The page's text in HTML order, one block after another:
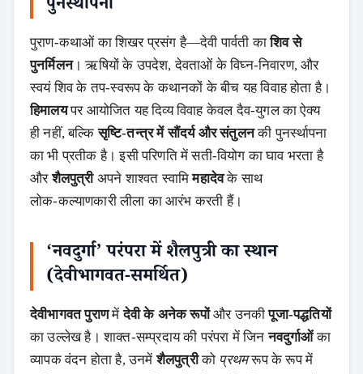
पुनर्स्थापना
पुराण‑कथाओं का शिखर प्रसंग है—देवी पार्वती काशिव से
पुनर्मिलन। ऋषियों के उपदेश, देवताओं के विघ्न‑निवारण, और
स्वयं शिव के तप‑स्वरूप के कथानकों के बीच यह विवाह होता है।
हिमालयपर आयोजित यह दिव्य विवाह केवल दैव‑युगल का ऐक्य
ही नहीं, बल्किसृष्टि‑तन्त्र में सौंदर्य और संतुलनकी पुनर्स्थापना
का भी प्रतीक है। इसी परिणति में सती‑वियोग का घाव भरता है
औरशैलपुत्रीअपने शाश्वत स्वामिमहादेवके साथ
लोक‑कल्याणकारी लीला का आरंभ करती हैं।
‘नवदुर्गा’ परंपरा में शैलपुत्री का स्थान
(देवीभागवत‑समर्थित)
देवीभागवत पुराणमेंदेवी के अनेक रूपोंऔर उनकीपूजा‑पद्धतियों
का उल्लेख है। शाक्त‑सम्प्रदाय की परंपरा में जिननवदुर्गाओंका
व्यापक वंदन होता है, उनमेंशैलपुत्रीको प्रथमरूप के रूप में